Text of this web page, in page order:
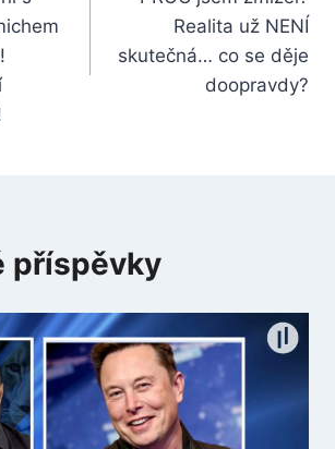
Realita už NENÍ
skutečná… co se děje
doopravdy?
příspěvky